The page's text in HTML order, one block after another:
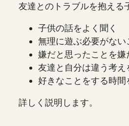
友達とのトラブルを抱える
子供の話をよく聞く
無理に遊ぶ必要がない
嫌だと思ったことを
友達と自分は違う考
好きなことをする時間
詳しく説明します。